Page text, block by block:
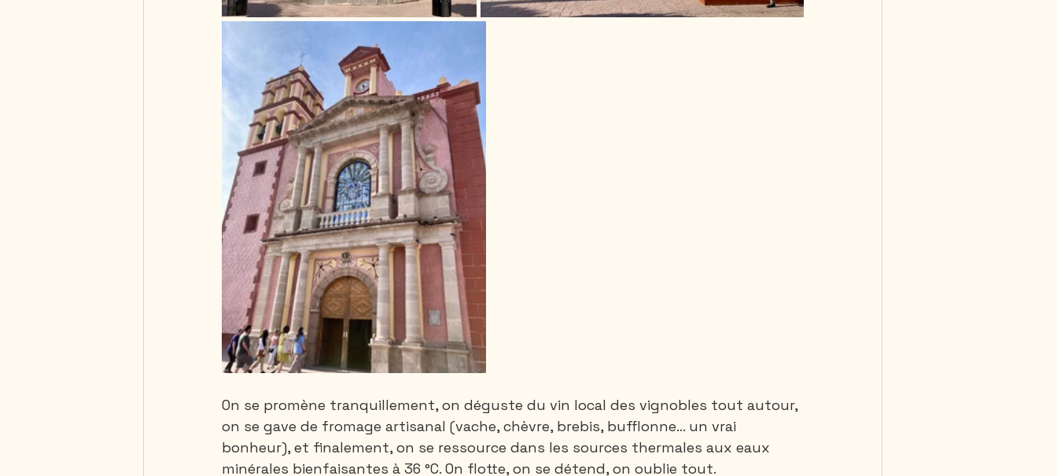
On se promène tranquillement, on déguste du vin local des vignobles tout autour,
on se gave de fromage artisanal (vache, chèvre, brebis, bufflonne… un vrai
bonheur), et finalement, on se ressource dans les sources thermales aux eaux
minérales bienfaisantes à 36 °C. On flotte, on se détend, on oublie tout.